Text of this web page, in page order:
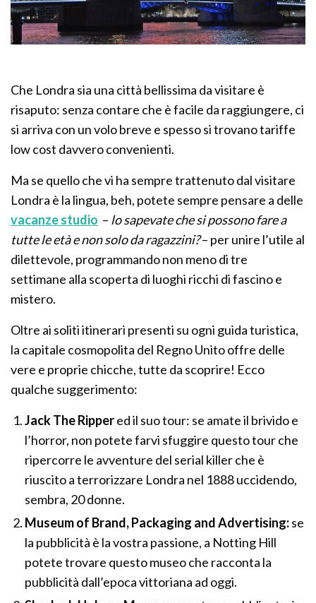
Che Londra sia una città bellissima da visitare è
risaputo: senza contare che è facile da raggiungere, ci
si arriva con un volo breve e spesso si trovano tariffe
low cost davvero convenienti.
Ma se quello che vi ha sempre trattenuto dal visitare
Londra è la lingua, beh, potete sempre pensare a delle
vacanze studio – lo sapevate che si possono fare a
tutte le età e non solo da ragazzini?– per unire l’utile al
dilettevole, programmando non meno di tre
settimane alla scoperta di luoghi ricchi di fascino e
mistero.
Oltre ai soliti itinerari presenti su ogni guida turistica,
la capitale cosmopolita del Regno Unito offre delle
vere e proprie chicche, tutte da scoprire! Ecco
qualche suggerimento:
Jack The Rippered il suo tour: se amate il brivido e
l’horror, non potete farvi sfuggire questo tour che
ripercorre le avventure del serial killer che è
riuscito a terrorizzare Londra nel 1888 uccidendo,
sembra, 20 donne.
Museum of Brand, Packaging and Advertising:se
la pubblicità è la vostra passione, a Notting Hill
potete trovare questo museo che racconta la
pubblicità dall’epoca vittoriana ad oggi.